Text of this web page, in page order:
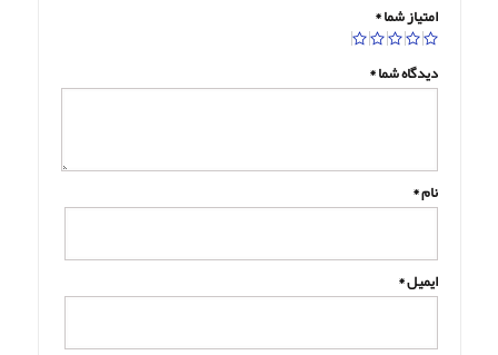
امتیاز شما*
دیدگاه شما*
نام*
ایمیل*